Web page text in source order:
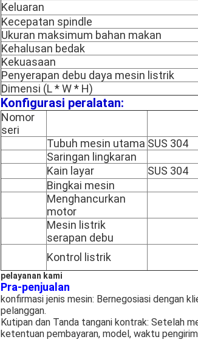
Keluaran
Kecepatan spindle
Ukuran maksimum bahan makan
Kehalusan bedak
Kekuasaan
Penyerapan debu daya mesin listrik
Dimensi (L * W * H)
Konfigurasi peralatan:
Nomor
seri
Tubuh mesin utama SUS 304
Saringan lingkaran
Kain layar
SUS 304
Bingkai mesin
Menghancurkan
motor
Mesin listrik
serapan debu
Kontrol listrik
pelayanan kami
Pra-penjualan
konfirmasi jenis mesin: Bernegosiasi dengan
pelanggan.
Kutipan dan Tanda tangani kontrak: Setelah
ketentuan pembayaran, model, waktu